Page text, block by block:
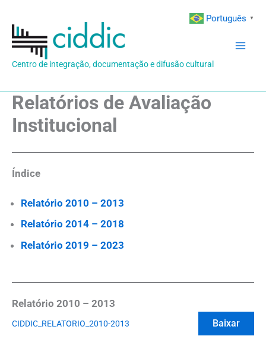
para
conteúdo
Centro de integração, documentação e difusão cultural
Relatórios de Avaliação
Institucional
Índice
Relatório 2010 – 2013
Relatório 2014 – 2018
Relatório 2019 – 2023
Relatório 2010 – 2013
CIDDIC_RELATORIO_2010-2013 Baixar
Português ▼